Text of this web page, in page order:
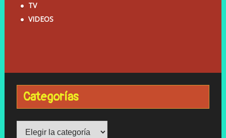
TV
VIDEOS
Categorías
Categorías